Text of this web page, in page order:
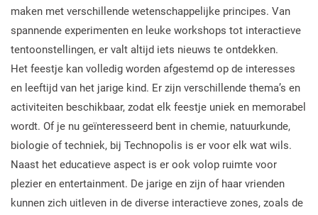
maken met verschillende wetenschappelijke principes. Van
spannende experimenten en leuke workshops tot interactieve
tentoonstellingen, er valt altijd iets nieuws te ontdekken.
Het feestje kan volledig worden afgestemd op de interesses
en leeftijd van het jarige kind. Er zijn verschillende thema’s en
activiteiten beschikbaar, zodat elk feestje uniek en memorabel
wordt. Of je nu geïnteresseerd bent in chemie, natuurkunde,
biologie of techniek, bij Technopolis is er voor elk wat wils.
Naast het educatieve aspect is er ook volop ruimte voor
plezier en entertainment. De jarige en zijn of haar vrienden
kunnen zich uitleven in de diverse interactieve zones, zoals de